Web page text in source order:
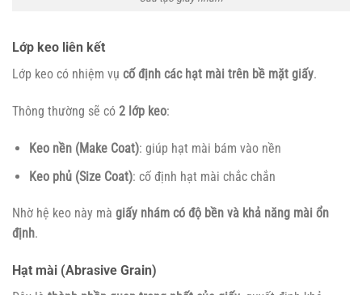
Lớp keo liên kết
Lớp keo có nhiệm vụ cố định các hạt mài trên bề mặt giấy.
Thông thường sẽ có 2 lớp keo:
Keo nền (Make Coat): giúp hạt mài bám vào nền
Keo phủ (Size Coat): cố định hạt mài chắc chắn
Nhờ hệ keo này mà giấy nhám có độ bền và khả năng mài ổn
định.
Hạt mài (Abrasive Grain)